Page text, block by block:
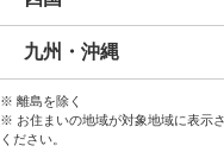
九州・沖縄
※ 離島を除く
※ お住まいの地域が対象地域に表示
ください。